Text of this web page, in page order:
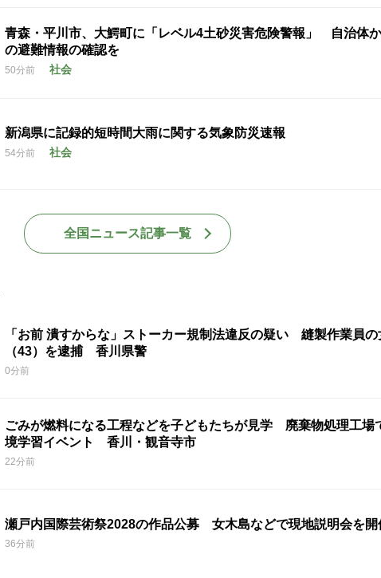
青森・平川市、大鰐町に「レベル4土砂災害危険警報」 自治体
の避難情報の確認を
50分前 社会
新潟県に記録的短時間大雨に関する気象防災速報
54分前 社会
全国ニュース記事一覧
「お前 潰すからな」ストーカー規制法違反の疑い 縫製作業員の
（43）を逮捕 香川県警
0分前
ごみが燃料になる工程などを子どもたちが見学 廃棄物処理工場
境学習イベント 香川・観音寺市
22分前
瀬戸内国際芸術祭2028の作品公募 女木島などで現地説明会を開
36分前